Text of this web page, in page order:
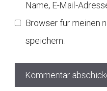
Name, E-Mail-
Browser für meinen
speichern.